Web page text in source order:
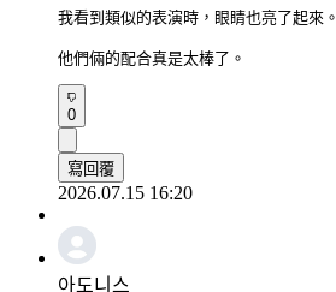
我看到類似的表演時，眼睛也亮了起來。
他們倆的配合真是太棒了。
0
寫回覆
2026.07.15 16:20
아도니스